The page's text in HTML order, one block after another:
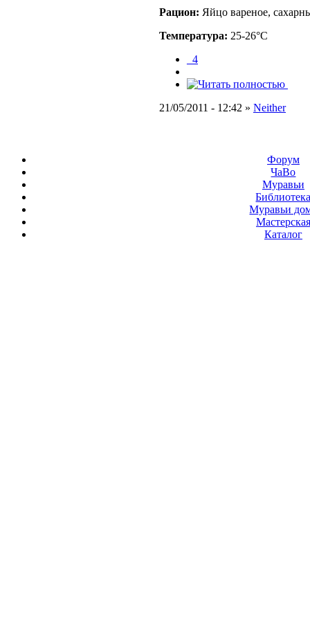
Рацион: Яйцо вареное,
Температура: 25-26°C
_4
21/05/2011 - 12:42 » Neither
Форум
ЧаВо
Муравьи
Муравьи
Мастерская
Каталог